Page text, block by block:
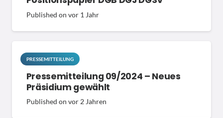
Published on vor 1 Jahr
PRESSEMITTEILUNG
Pressemitteilung 09/2024 – Neues
Präsidium gewählt
Published on vor 2 Jahren